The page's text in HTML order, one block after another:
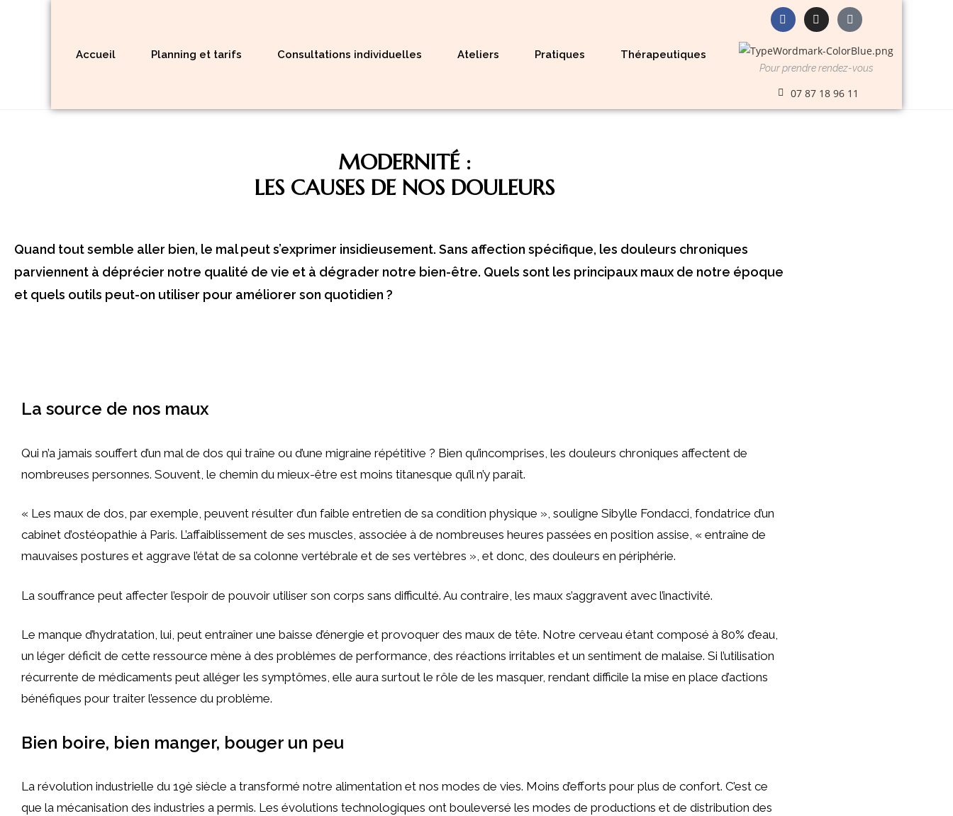
Accueil Planning et tarifs Consultations individuelles Ateliers Pratiques Thérapeutiques
Pour prendre rendez-vous
07 87 18 96 11
MODERNITÉ :
LES CAUSES DE NOS DOULEURS
Quand tout semble aller bien, le mal peut s’exprimer insidieusement. Sans affection spécifique, les douleurs chroniques
parviennent à déprécier notre qualité de vie et à dégrader notre bien-être. Quels sont les principaux maux de notre époque
et quels outils peut-on utiliser pour améliorer son quotidien ?
La source de nos maux
Qui n’a jamais souffert d’un mal de dos qui traîne ou d’une migraine répétitive ? Bien qu’incomprises, les douleurs chroniques affectent de
nombreuses personnes. Souvent, le chemin du mieux-être est moins titanesque qu’il n’y paraît.
« Les maux de dos, par exemple, peuvent résulter d’un faible entretien de sa condition physique », souligne Sibylle Fondacci, fondatrice d’un
cabinet d’ostéopathie à Paris. L’affaiblissement de ses muscles, associée à de nombreuses heures passées en position assise, « entraîne de
mauvaises postures et aggrave l’état de sa colonne vertébrale et de ses vertèbres », et donc, des douleurs en périphérie.
La souffrance peut affecter l’espoir de pouvoir utiliser son corps sans difficulté. Au contraire, les maux s’aggravent avec l’inactivité.
Le manque d’hydratation, lui, peut entraîner une baisse d’énergie et provoquer des maux de tête. Notre cerveau étant composé à 80% d’eau,
un léger déficit de cette ressource mène à des problèmes de performance, des réactions irritables et un sentiment de malaise. Si l’utilisation
récurrente de médicaments peut alléger les symptômes, elle aura surtout le rôle de les masquer, rendant difficile la mise en place d’actions
bénéfiques pour traiter l’essence du problème.
Bien boire, bien manger, bouger un peu
La révolution industrielle du 19è siècle a transformé notre alimentation et nos modes de vies. Moins d’efforts pour plus de confort. C’est ce
que la mécanisation des industries a permis. Les évolutions technologiques ont bouleversé les modes de productions et de distribution des